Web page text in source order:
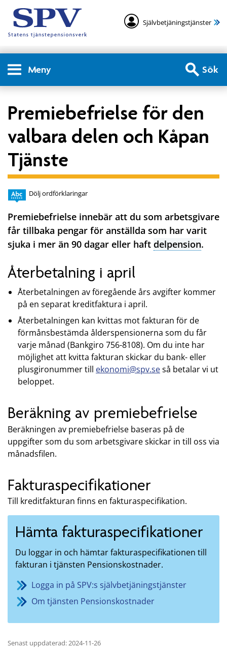
Självbetjäningstjänster
Meny Sök
Premiebefrielse för den
valbara delen och Kåpan
Tjänste
Dölj ordförklaringar
Premiebefrielse innebär att du som arbetsgivare
får tillbaka pengar för anställda som har varit
sjuka i mer än 90 dagar eller haft delpension.
Återbetalning i april
Återbetalningen av föregående års avgifter kommer
på en separat kreditfaktura i april.
Återbetalningen kan kvittas mot fakturan för de
förmånsbestämda ålderspensionerna som du får
varje månad (Bankgiro 756-8108). Om du inte har
möjlighet att kvitta fakturan skickar du bank- eller
plusgironummer till ekonomi@spv.seså betalar vi ut
beloppet.
Beräkning av premiebefrielse
Beräkningen av premiebefrielse baseras på de
uppgifter som du som arbetsgivare skickar in till oss via
månadsfilen.
Fakturaspecifikationer
Till kreditfakturan finns en fakturaspecifikation.
Hämta fakturaspecifikationer
Du loggar in och hämtar fakturaspecifikationen till
fakturan i tjänsten Pensionskostnader.
Logga in på SPV:s självbetjäningstjänster
Om tjänsten Pensionskostnader
Senast uppdaterad: 2024-11-26